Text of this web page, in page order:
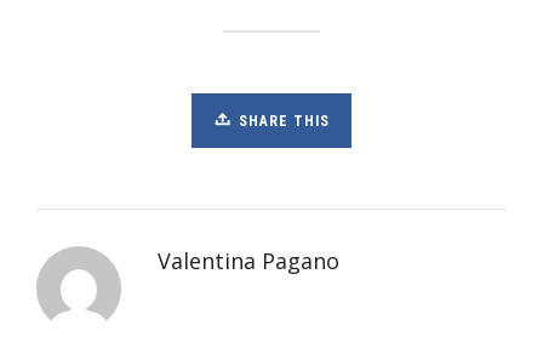
SHARE THIS
Valentina Pagano